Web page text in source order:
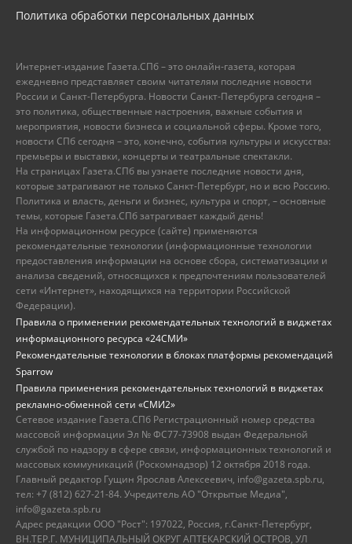
Политика обработки персональных данных
Интернет-издание Газета.СПб – это онлайн-газета, которая
ежедневно представляет своим читателям последние новости
России и Санкт-Петербурга. Новости Санкт-Петербурга сегодня –
это политика, общественные настроения, важные события и
мероприятия, новости бизнеса и социальной сферы. Кроме того,
новости СПб сегодня – это, конечно, события культуры и искусства:
премьеры и выставки, концерты и театральные спектакли.
На страницах Газета.СПб вы узнаете последние новости дня,
которые затрагивают не только Санкт-Петербург, но и всю Россию.
Политика и власть, деньги и бизнес, культура и спорт, – основные
темы, которые Газета.СПб затрагивает каждый день!
На информационном ресурсе (сайте) применяются
рекомендательные технологии (информационные технологии
предоставления информации на основе сбора, систематизации и
анализа сведений, относящихся к предпочтениям пользователей
сети «Интернет», находящихся на территории Российской
Федерации).
Правила о применении рекомендательных технологий в виджетах
информационного ресурса «24СМИ»
Рекомендательные технологии в блоках платформы рекомендаций
Sparrow
Правила применения рекомендательных технологий в виджетах
рекламно-обменной сети «СМИ2»
Сетевое издание Газета.СПб Регистрационный номер средства
массовой информации Эл № ФС77-73908 выдан Федеральной
службой по надзору в сфере связи, информационных технологий и
массовых коммуникаций (Роскомнадзор) 12 октября 2018 года.
Главный редактор Гущин Ярослав Алексеевич, info@gazeta.spb.ru,
тел: +7 (812) 627-21-84. Учредитель АО "Открытые Медиа",
info@gazeta.spb.ru
Адрес редакции ООО "Рост": 197022, Россия, г.Санкт-Петербург,
ВН.ТЕР.Г. МУНИЦИПАЛЬНЫЙ ОКРУГ АПТЕКАРСКИЙ ОСТРОВ, УЛ